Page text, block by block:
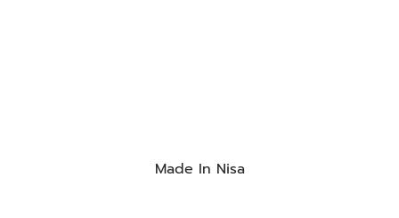
Made In Nisa